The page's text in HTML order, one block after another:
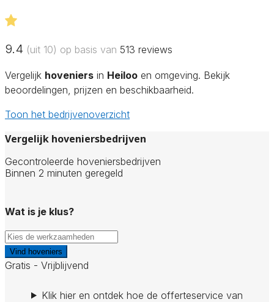
9.4 (uit 10) op basis van 513 reviews
Vergelijk hoveniers in Heiloo en omgeving. Bekijk
beoordelingen, prijzen en beschikbaarheid.
Toon het bedrijvenoverzicht
Vergelijk hoveniersbedrijven
Gecontroleerde hoveniersbedrijven
Binnen 2 minuten geregeld
Wat is je klus?
Vind hoveniers
Gratis - Vrijblijvend
Klik hier en ontdek hoe de offerteservice van